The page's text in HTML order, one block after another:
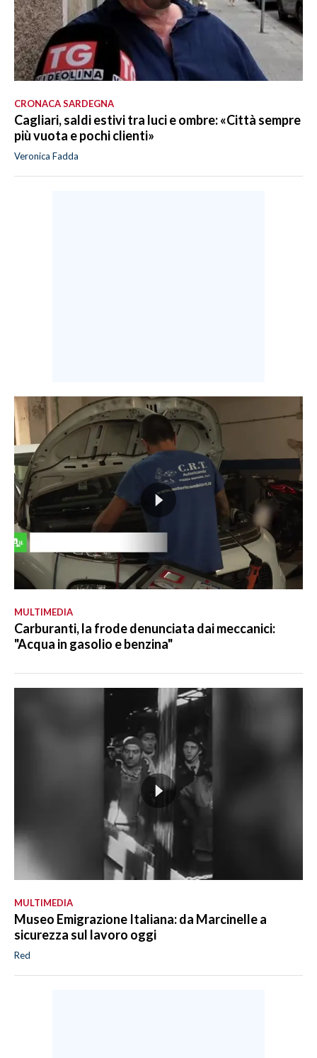
CRONACA SARDEGNA
Cagliari, saldi estivi tra luci e ombre: «Città sempre
più vuota e pochi clienti»
Veronica Fadda
MULTIMEDIA
Carburanti, la frode denunciata dai meccanici:
"Acqua in gasolio e benzina"
MULTIMEDIA
Museo Emigrazione Italiana: da Marcinelle a
sicurezza sul lavoro oggi
Red